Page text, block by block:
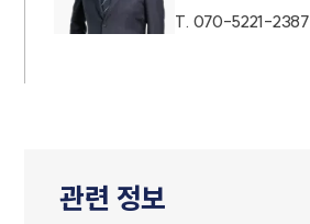
T. 070-5221-2387
관련 정보